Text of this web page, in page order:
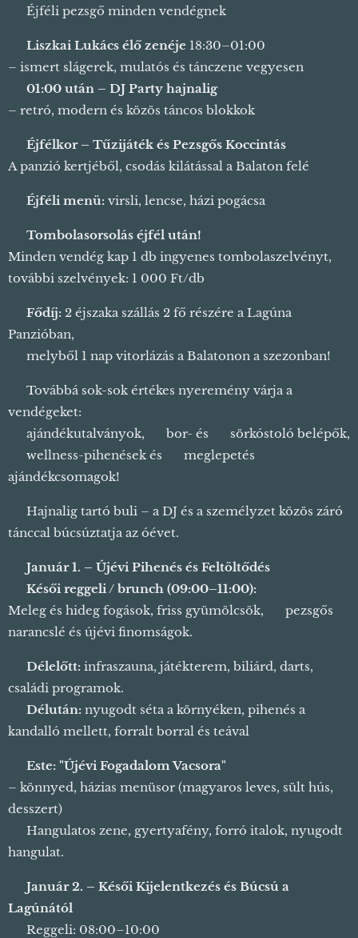
🍾 Éjféli pezsgő minden vendégnek
Liszkai Lukács élő zenéje 18:30–01:00
– ismert slágerek, mulatós és tánczene vegyesen
01:00 után – DJ Party hajnalig
– retró, modern és közös táncos blokkok
Éjfélkor – Tűzijáték és Pezsgős Koccintás
A panzió kertjéből, csodás kilátással a Balaton felé 🌊
Éjféli menü: virsli, lencse, házi pogácsa
Tombolasorsolás éjfél után!
Minden vendég kap 1 db ingyenes tombolaszelvényt,
további szelvények: 1 000 Ft/db
Fődíj: 2 éjszaka szállás 2 fő részére a Lagúna
Panzióban,
⛵ melyből 1 nap vitorlázás a Balatonon a szezonban!
🎉 Továbbá sok-sok értékes nyeremény várja a
vendégeket:
🎀 ajándékutalványok, 🍷 bor- és 🍺 sörkóstoló belépők,
🧖 wellness-pihenések és 🎁 meglepetés
ajándékcsomagok!
💃 Hajnalig tartó buli – a DJ és a személyzet közös záró
tánccal búcsúztatja az óévet.
Január 1. – Újévi Pihenés és Feltöltődés
Késői reggeli / brunch (09:00–11:00):
Meleg és hideg fogások, friss gyümölcsök, 🍊 pezsgős
narancslé és újévi finomságok.
Délelőtt: infraszauna, játékterem, biliárd, darts,
családi programok.
Délután: nyugodt séta a környéken, pihenés a
kandalló mellett, forralt borral és teával ☕
Este: "Újévi Fogadalom Vacsora"
– könnyed, házias menüsor (magyaros leves, sült hús,
desszert)
🎵 Hangulatos zene, gyertyafény, forró italok, nyugodt
hangulat.
Január 2. – Késői Kijelentkezés és Búcsú a
Lagúnától
🍽️ Reggeli: 08:00–10:00